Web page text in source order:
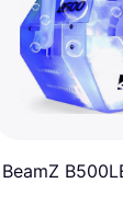
BeamZ